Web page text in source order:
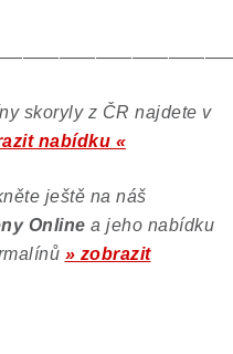
skoryly z ČR najdete v
nabídku «
ještě na náš
Online a jeho nabídku
» zobrazit